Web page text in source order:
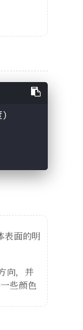
)
表面的明
向，并
些颜色